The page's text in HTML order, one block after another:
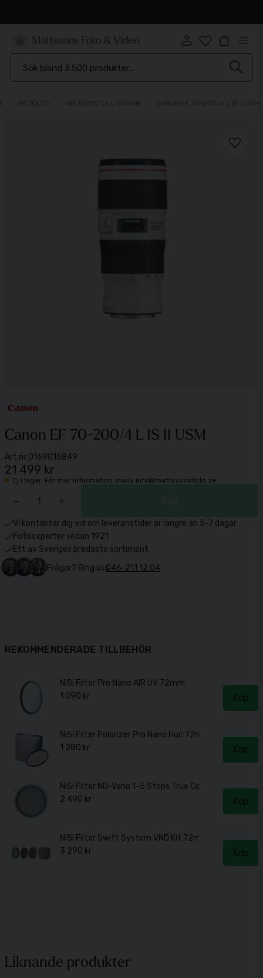
Canon EF 70-200/4 L IS II USM
Art.nr:0169016849
21 499 kr
Ej i lager. För mer information, maila info@mattssonsfoto.se
- +
Vi kontaktar dig vid om leveranstider är längre än 5-7 dagar
Fotoexperter sedan 1921
Ett av Sveriges bredaste sortiment
Frågor? Ring oss046-211 12 04
Liknande produkter
REKOMMENDERADE TILLBEHÖR
NiSi Filter Pro Nano AIR UV 72mm
1 090 kr
Köp
NiSi Filter Polarizer Pro Nano Huc 72mm
1 280 kr
Köp
NiSi Filter ND-Vario 1-5 Stops True Color 72mm
2 490 kr
Köp
NiSi Filter Swift System VND Kit 72mm
3 290 kr
Köp